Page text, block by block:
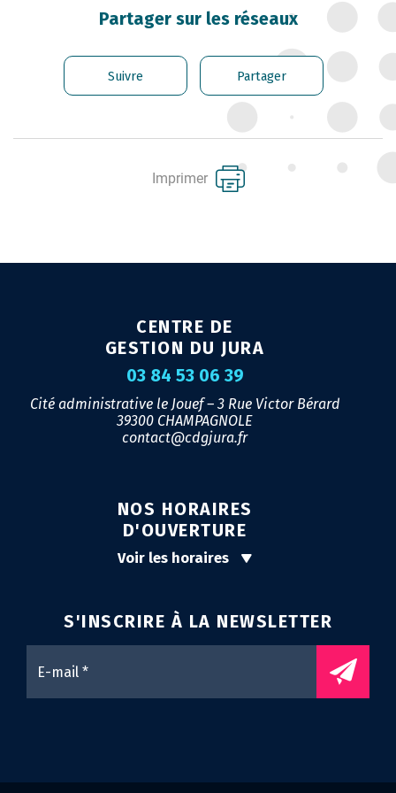
CARRIÈRE DES
GÉRER LES AGENTS
CONTRACTUELS
SANTÉ ET PRÉVENTION DES
RISQUES PROFESSIONNELS
LIENS UTILES
Partager sur les réseaux
Suivre Partager
Imprimer
CENTRE DE
GESTION DU JURA
03 84 53 06 39
Cité administrative le Jouef – 3 Rue Victor Bérard
39300 CHAMPAGNOLE
contact@cdgjura.fr
NOS HORAIRES
D'OUVERTURE
Voir les horaires
S'INSCRIRE À LA NEWSLETTER